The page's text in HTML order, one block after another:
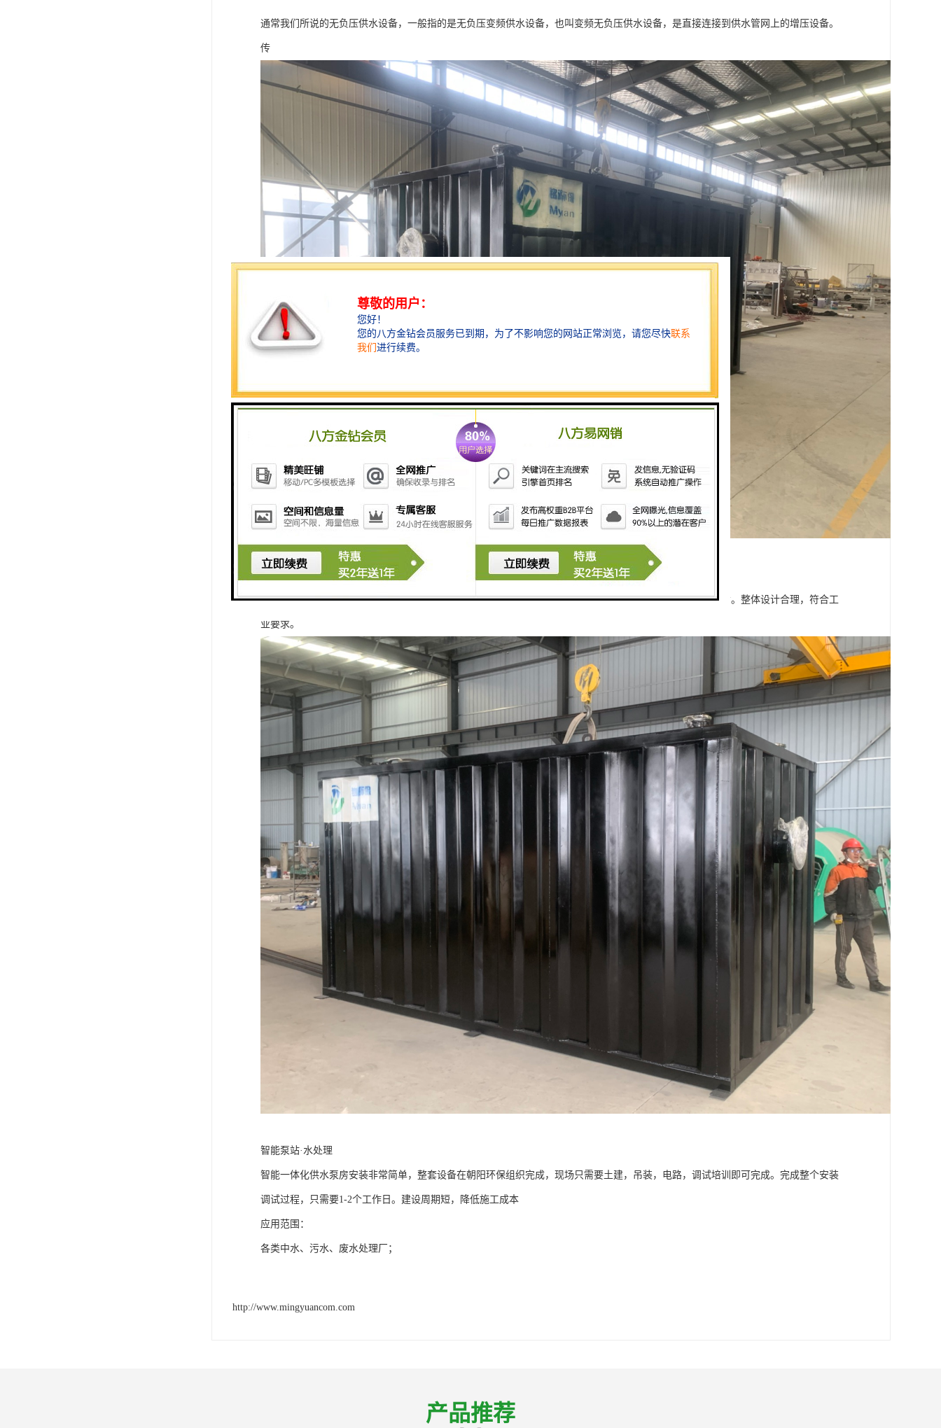
通常我们所说的无负压供水设备，一般指的是无负压变频供水设备，也叫变频无负压供水设备，是直接连接到供水管网上的增压设备。
传
泵房采用不锈钢材质，使用寿命长
智能一体化供水泵房房体采用不锈钢材质，提高了房体的防腐性，稳定性。延长了一体化智慧泵房的使用寿命。整体设计合理，符合工
业要求。
智能泵站·水处理
智能一体化供水泵房安装非常简单，整套设备在朝阳环保组织完成，现场只需要土建，吊装，电路，调试培训即可完成。完成整个安装
调试过程，只需要1-2个工作日。建设周期短，降低施工成本
应用范围：
各类中水、污水、废水处理厂；
http://www.mingyuancom.com
产品推荐